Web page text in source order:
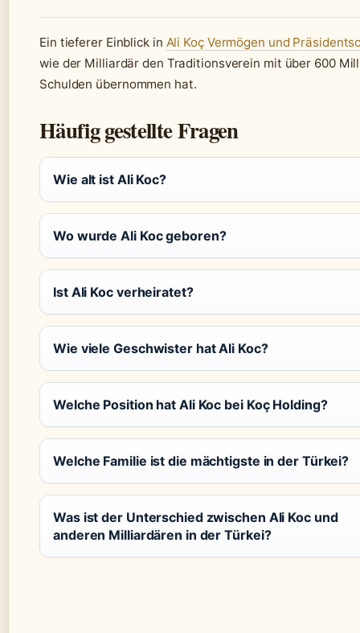
Ein tieferer Einblick in Ali Koç Vermögen und
wie der Milliardär den Traditionsverein mit über 600
Schulden übernommen hat.
Häufig gestellte Fragen
Wie alt ist Ali Koc?
Wo wurde Ali Koc geboren?
Ist Ali Koc verheiratet?
Wie viele Geschwister hat Ali Koc?
Welche Position hat Ali Koc bei Koç Holding?
Welche Familie ist die mächtigste in der Türkei?
Was ist der Unterschied zwischen Ali Koc und
anderen Milliardären in der Türkei?